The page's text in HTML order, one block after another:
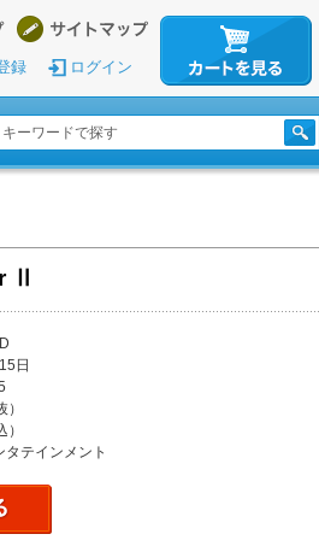
録 ログイン
Ⅱ
日
タテインメント